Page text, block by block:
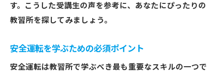
契約条件とキャンセルポリシーを理解
理想の教習所を見つけるための質問リスト
始めよう
教習所での学びを実生活に活かす
す。こうした受講生の声を参考に、あなたにぴったりの
教習所を探してみましょう。
安全運転を学ぶための必須ポイント
安全運転は教習所で学ぶべき最も重要なスキルの一つで